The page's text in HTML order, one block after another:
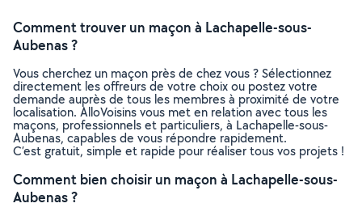
Comment trouver un maçon à Lachapelle-sous-
Aubenas ?
Vous cherchez un maçon près de chez vous ? Sélectionnez
directement les offreurs de votre choix ou postez votre
demande auprès de tous les membres à proximité de votre
localisation. AlloVoisins vous met en relation avec tous les
maçons, professionnels et particuliers, à Lachapelle-sous-
Aubenas, capables de vous répondre rapidement.
C’est gratuit, simple et rapide pour réaliser tous vos projets !
Comment bien choisir un maçon à Lachapelle-sous-
Aubenas ?